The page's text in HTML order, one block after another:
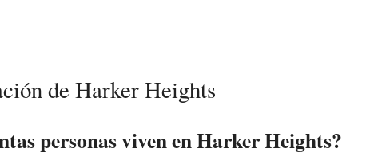
de Harker Heights
personas viven en Harker Heights?